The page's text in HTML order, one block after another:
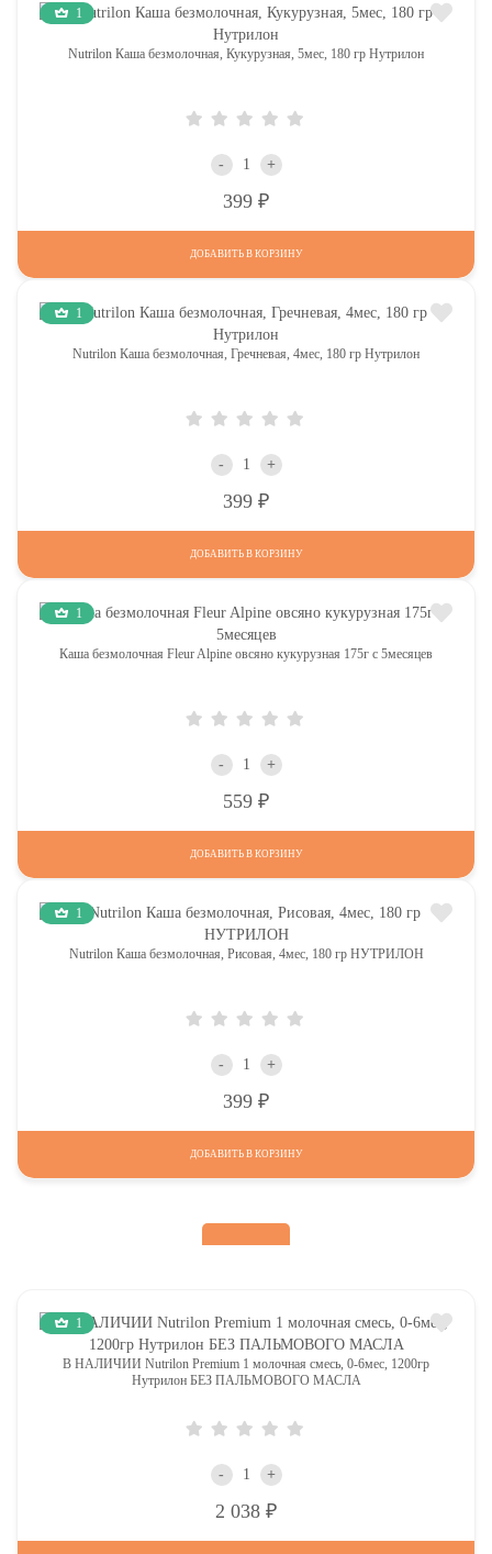
1
Nutrilon Каша безмолочная, Кукурузная, 5мес, 180 гр Нутрилон
- +
399
ДОБАВИТЬ В КОРЗИНУ
1
Nutrilon Каша безмолочная, Гречневая, 4мес, 180 гр Нутрилон
- +
399
ДОБАВИТЬ В КОРЗИНУ
1
Каша безмолочная Fleur Alpine овсяно кукурузная 175г с 5месяцев
- +
559
ДОБАВИТЬ В КОРЗИНУ
1
Nutrilon Каша безмолочная, Рисовая, 4мес, 180 гр НУТРИЛОН
- +
399
ДОБАВИТЬ В КОРЗИНУ
1
В НАЛИЧИИ Nutrilon Premium 1 молочная смесь, 0-6мес, 1200гр
Нутрилон БЕЗ ПАЛЬМОВОГО МАСЛА
- +
2 038